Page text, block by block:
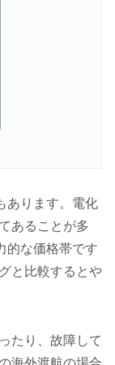
あります。電化
あることが多
的な価格帯です
と比較するとや
たり、故障して